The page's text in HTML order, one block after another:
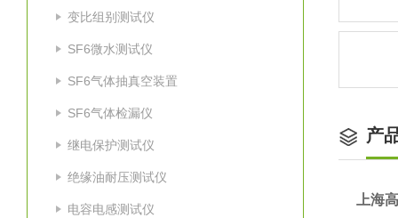
变比组别测试仪
SF6微水测试仪
SF6气体抽真空装置
SF6气体检漏仪
继电保护测试仪
绝缘油耐压测试仪
电容电感测试仪
产
上海